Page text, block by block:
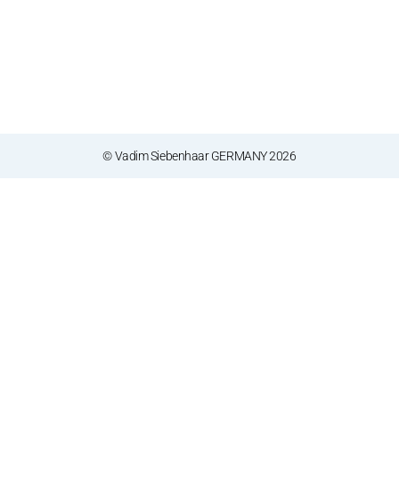
© Vadim Siebenhaar GERMANY 2026